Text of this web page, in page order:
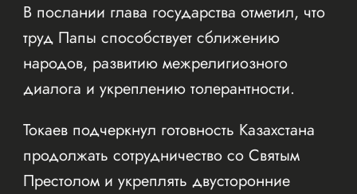
В послании глава государства отметил, что
труд Папы способствует сближению
народов, развитию межрелигиозного
диалога и укреплению толерантности.
Токаев подчеркнул готовность Казахстана
продолжать сотрудничество со Святым
Престолом и укреплять двусторонние